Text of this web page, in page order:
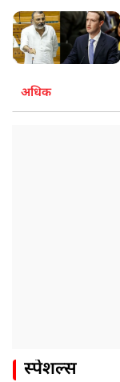
अधिक
स्पेशल्स